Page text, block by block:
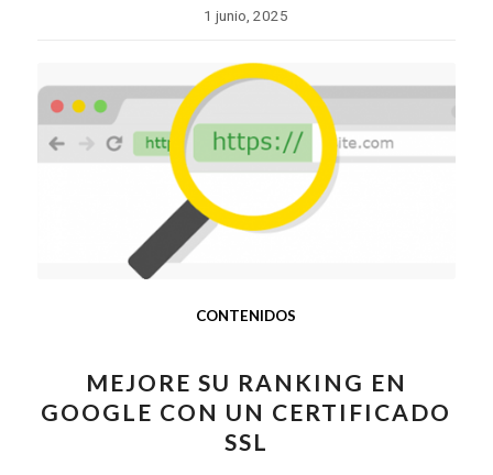
1 junio, 2025
CONTENIDOS
MEJORE SU RANKING EN
GOOGLE CON UN CERTIFICADO
SSL